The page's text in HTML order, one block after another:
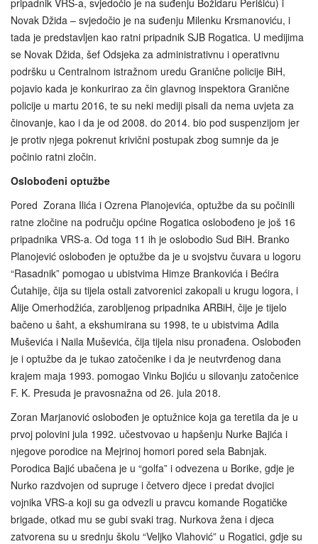
Novak Džida – svjedočio je na suđenju Milenku Krsmanoviću, i
tada je predstavljen kao ratni pripadnik SJB Rogatica. U medijima
se Novak Džida, šef Odsjeka za administrativnu i operativnu
podršku u Centralnom istražnom uredu Granične policije BiH,
pojavio kada je konkurirao za čin glavnog inspektora Granične
policije u martu 2016, te su neki mediji pisali da nema uvjeta za
činovanje, kao i da je od 2008. do 2014. bio pod suspenzijom jer
je protiv njega pokrenut krivični postupak zbog sumnje da je
počinio ratni zločin.
Oslobođeni optužbe
Pored Zorana Ilića i Ozrena Planojevića, optužbe da su počinili
ratne zločine na području općine Rogatica oslobođeno je još 16
pripadnika VRS-a. Od toga 11 ih je oslobodio Sud BiH. Branko
Planojević oslobođen je optužbe da je u svojstvu čuvara u logoru
“Rasadnik” pomogao u ubistvima Himze Brankovića i Bećira
Ćutahije, čija su tijela ostali zatvorenici zakopali u krugu logora, i
Alije Omerhodžića, zarobljenog pripadnika ARBiH, čije je tijelo
bačeno u šaht, a ekshumirana su 1998, te u ubistvima Adila
Muševića i Naila Muševića, čija tijela nisu pronađena. Oslobođen
je i optužbe da je tukao zatočenike i da je neutvrđenog dana
krajem maja 1993. pomogao Vinku Bojiću u silovanju zatočenice
F. K. Presuda je pravosnažna od 26. jula 2018.
Zoran Marjanović oslobođen je optužnice koja ga teretila da je u
prvoj polovini jula 1992. učestvovao u hapšenju Nurke Bajića i
njegove porodice na Mejrinoj homori pored sela Babnjak.
Porodica Bajić ubačena je u “golfa” i odvezena u Borike, gdje je
Nurko razdvojen od supruge i četvero djece i predat dvojici
vojnika VRS-a koji su ga odvezli u pravcu komande Rogatičke
brigade, otkad mu se gubi svaki trag. Nurkova žena i djeca
zatvorena su u srednju školu “Veljko Vlahović” u Rogatici, gdje su